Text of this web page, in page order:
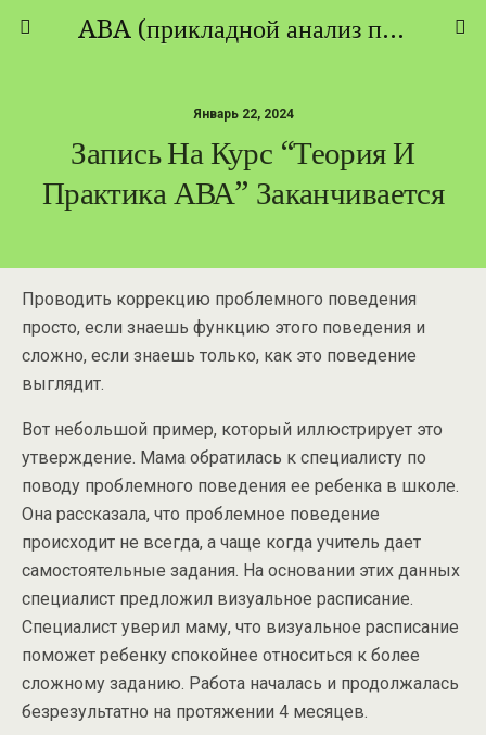
ABA (прикладной анализ поведения) - ТЕОРИЯ И ПРАКТИКА
Январь 22, 2024
Запись На Курс “Теория И
Практика АВА” Заканчивается
Проводить коррекцию проблемного поведения
просто, если знаешь функцию этого поведения и
сложно, если знаешь только, как это поведение
выглядит.
Вот небольшой пример, который иллюстрирует это
утверждение. Мама обратилась к специалисту по
поводу проблемного поведения ее ребенка в школе.
Она рассказала, что проблемное поведение
происходит не всегда, а чаще когда учитель дает
самостоятельные задания. На основании этих данных
специалист предложил визуальное расписание.
Специалист уверил маму, что визуальное расписание
поможет ребенку спокойнее относиться к более
сложному заданию. Работа началась и продолжалась
безрезультатно на протяжении 4 месяцев.